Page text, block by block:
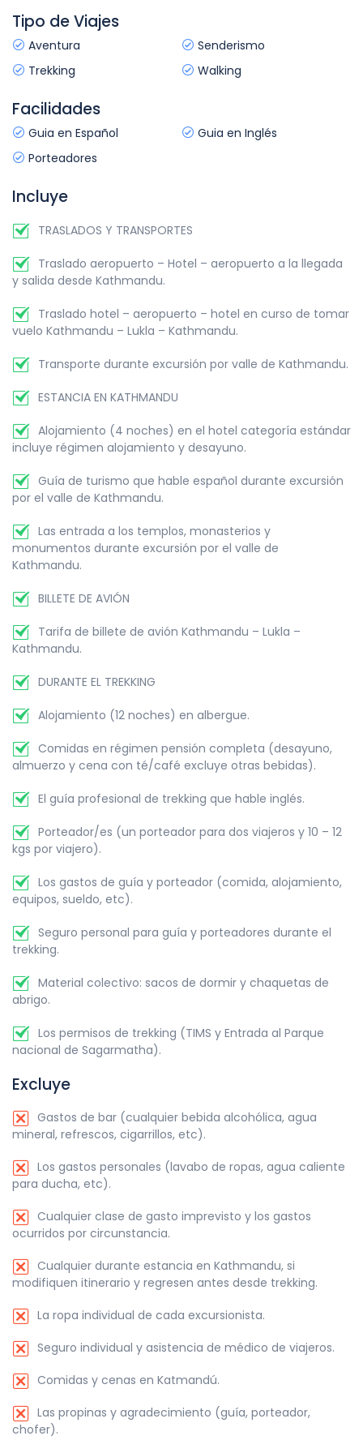
Alimentación:desayuno.
de cerámica, la Plaza de Datta-Traya con el templo de
Pujari Math y la Ventana de pavo real y la Industria de
templo de Pashupati-Nath en Devpattan a orillas del
Stupa de Boudha en el barrio tibetano, vuelta a Hotel.
Duración de excursión:
6 horas
Alojamiento en:
hora provista de salida del vuelo. Salida de Katmandú,
Nepal.
Tipo de Viajes
Aventura
Senderismo
Trekking
Walking
Facilidades
Guia en Español
Guia en Inglés
Porteadores
Incluye
TRASLADOS Y TRANSPORTES
Traslado aeropuerto – Hotel – aeropuerto a la llegada
y salida desde Kathmandu.
Traslado hotel – aeropuerto – hotel en curso de tomar
vuelo Kathmandu – Lukla – Kathmandu.
Transporte durante excursión por valle de Kathmandu.
ESTANCIA EN KATHMANDU
Alojamiento (4 noches) en el hotel categoría estándar
incluye régimen alojamiento y desayuno.
Guía de turismo que hable español durante excursión
por el valle de Kathmandu.
Las entrada a los templos, monasterios y
monumentos durante excursión por el valle de
Kathmandu.
BILLETE DE AVIÓN
Tarifa de billete de avión Kathmandu – Lukla –
Kathmandu.
DURANTE EL TREKKING
Alojamiento (12 noches) en albergue.
Comidas en régimen pensión completa (desayuno,
almuerzo y cena con té/café excluye otras bebidas).
El guía profesional de trekking que hable inglés.
Porteador/es (un porteador para dos viajeros y 10 – 12
kgs por viajero).
Los gastos de guía y porteador (comida, alojamiento,
equipos, sueldo, etc).
Seguro personal para guía y porteadores durante el
trekking.
Material colectivo: sacos de dormir y chaquetas de
abrigo.
Los permisos de trekking (TIMS y Entrada al Parque
nacional de Sagarmatha).
Excluye
Gastos de bar (cualquier bebida alcohólica, agua
mineral, refrescos, cigarrillos, etc).
Los gastos personales (lavabo de ropas, agua caliente
para ducha, etc).
Cualquier clase de gasto imprevisto y los gastos
ocurridos por circunstancia.
Cualquier durante estancia en Kathmandu, si
modifiquen itinerario y regresen antes desde trekking.
La ropa individual de cada excursionista.
Seguro individual y asistencia de médico de viajeros.
Comidas y cenas en Katmandú.
Las propinas y agradecimiento (guía, porteador,
chofer).